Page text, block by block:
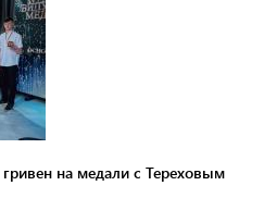
на медали с Тереховым